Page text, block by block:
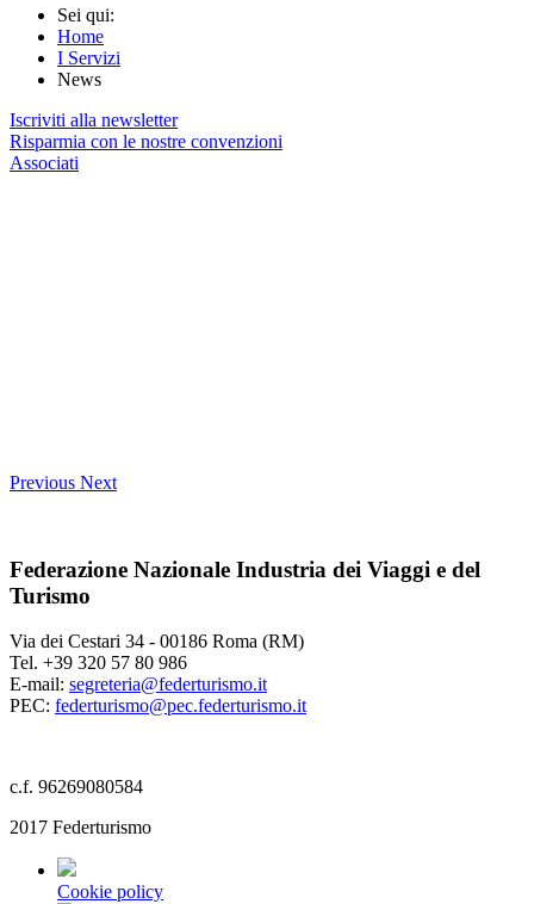
Sei qui:
Home
I Servizi
News
Iscriviti alla newsletter
Risparmia con le nostre convenzioni
Associati
Previous Next
Federazione Nazionale Industria dei Viaggi e del
Turismo
Via dei Cestari 34 - 00186 Roma (RM)
Tel. +39 320 57 80 986
E-mail: segreteria@federturismo.it
PEC: federturismo@pec.federturismo.it
c.f. 96269080584
2017 Federturismo
Cookie policy